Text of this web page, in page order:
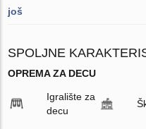
još
SPOLJNE
OPREMA ZA DECU
Igralište za
decu